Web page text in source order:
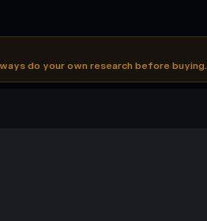
do your own research before buying.